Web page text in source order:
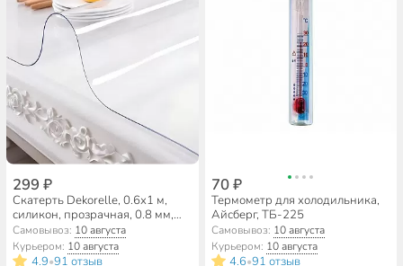
299 ₽
Скатерть Dekorelle, 0.6х1 м,
силикон, прозрачная, 0.8 мм,
гибкое стекло, 113-100
Самовывоз: 10 августа
Курьером: 10 августа
4.9•91 отзыв
70 ₽
Термометр для холодильника,
Айсберг, ТБ-225
Самовывоз: 10 августа
Курьером: 10 августа
4.6•91 отзыв